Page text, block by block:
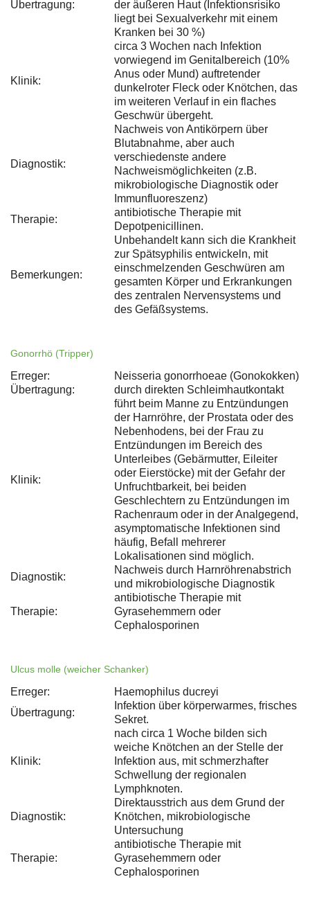
Übertragung:
der äußeren Haut (Infektionsrisiko
liegt bei Sexualverkehr mit einem
Kranken bei 30 %)
Klinik:
circa 3 Wochen nach Infektion
vorwiegend im Genitalbereich (10%
Anus oder Mund) auftretender
dunkelroter Fleck oder Knötchen, das
im weiteren Verlauf in ein flaches
Geschwür übergeht.
Diagnostik:
Nachweis von Antikörpern über
Blutabnahme, aber auch
verschiedenste andere
Nachweismöglichkeiten (z.B.
mikrobiologische Diagnostik oder
Immunfluoreszenz)
Therapie:
antibiotische Therapie mit
Depotpenicillinen.
Bemerkungen:
Unbehandelt kann sich die Krankheit
zur Spätsyphilis entwickeln, mit
einschmelzenden Geschwüren am
gesamten Körper und Erkrankungen
des zentralen Nervensystems und
des Gefäßsystems.
Gonorrhö (Tripper)
Erreger:
Neisseria gonorrhoeae (Gonokokken)
Übertragung:
durch direkten Schleimhautkontakt
Klinik:
führt beim Manne zu Entzündungen
der Harnröhre, der Prostata oder des
Nebenhodens, bei der Frau zu
Entzündungen im Bereich des
Unterleibes (Gebärmutter, Eileiter
oder Eierstöcke) mit der Gefahr der
Unfruchtbarkeit, bei beiden
Geschlechtern zu Entzündungen im
Rachenraum oder in der Analgegend,
asymptomatische Infektionen sind
häufig, Befall mehrerer
Lokalisationen sind möglich.
Diagnostik:
Nachweis durch Harnröhrenabstrich
und mikrobiologische Diagnostik
Therapie:
antibiotische Therapie mit
Gyrasehemmern oder
Cephalosporinen
Ulcus molle (weicher Schanker)
Erreger:
Haemophilus ducreyi
Übertragung:
Infektion über körperwarmes, frisches
Sekret.
Klinik:
nach circa 1 Woche bilden sich
weiche Knötchen an der Stelle der
Infektion aus, mit schmerzhafter
Schwellung der regionalen
Lymphknoten.
Diagnostik:
Direktausstrich aus dem Grund der
Knötchen, mikrobiologische
Untersuchung
Therapie:
antibiotische Therapie mit
Gyrasehemmern oder
Cephalosporinen